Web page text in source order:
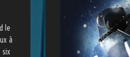
le
à
six